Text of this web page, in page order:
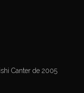
Canter de 2005